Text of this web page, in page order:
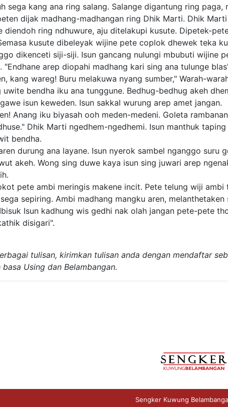
sega kang ana ring salang. Salange digantung ring paga,
dijak madhang-madhangan ring Dhik Marti. Dhik
diendoh ring ndhuwure, aju ditelakupi kusute. Dipetek-
kusute dibeleyak wijine pete coplok dhewek teka
dikenceti siji-siji. Isun gancang nulungi mbubuti wijine
"Endhane arep diopahi madhang kari sing ana tulunge
kang wareg! Buru melakuwa nyang sumber," Warah-
bendha iku ana tunggune. Bedhug-bedhug akeh
isun keweden. Isun sakkal wurung arep amet jangan.
Anang iku biyasah ooh meden-medeni. Goleta
Dhik Marti ngedhem-ngedhemi. Isun manthuk
bendha.
durung ana layane. Isun nyerok sambel nganggo suru
akeh. Wong sing duwe kaya isun sing juwari arep
pete ambi meringis makene incit. Pete telung wiji ambi
sepiring. Ambi madhang mangku aren,
Isun kadhung wis gedhi nak olah jangan pete-pete
disigari".
tulisan, kirimkan tulisan anda dengan mendaftar
Using dan Belambangan.
Sengker Kuwung